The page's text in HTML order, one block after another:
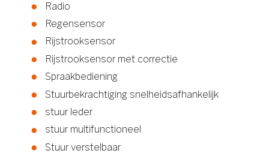
Radio
Regensensor
Rijstrooksensor
Rijstrooksensor met correctie
Spraakbediening
Stuurbekrachtiging snelheidsafhankelijk
stuur leder
stuur multifunctioneel
Stuur verstelbaar